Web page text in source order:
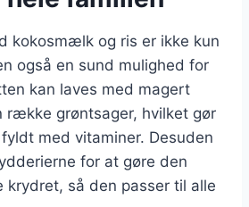
kokosmælk og ris er ikke kun
også en sund mulighed for
kan laves med magert
række grøntsager, hvilket gør
med vitaminer. Desuden
for at gøre den
krydret, så den passer til alle